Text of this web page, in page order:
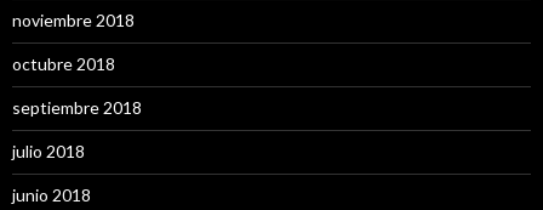
noviembre 2018
octubre 2018
septiembre 2018
julio 2018
junio 2018